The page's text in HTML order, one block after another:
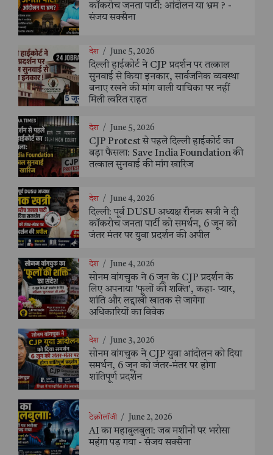
कॉकरोच जनता पार्टी: आंदोलन या भ्रम ? -
संजय सक्सैना
देश / June 5, 2026
दिल्ली हाईकोर्ट ने CJP प्रदर्शन पर तत्काल
सुनवाई से किया इनकार, सार्वजनिक व्यवस्था
बनाए रखने की मांग वाली याचिका पर नहीं
मिली त्वरित राहत
देश / June 5, 2026
CJP Protest से पहले दिल्ली हाईकोर्ट का
बड़ा फैसला: Save India Foundation की
तत्काल सुनवाई की मांग खारिज
देश / June 4, 2026
दिल्ली: पूर्व DUSU अध्यक्ष रौनक खत्री ने दी
कॉकरोच जनता पार्टी को समर्थन, 6 जून को
जंतर मंतर पर युवा प्रदर्शन की अपील
देश / June 4, 2026
सोनम वांगचुक ने 6 जून के CJP प्रदर्शन के
लिए अपनाया 'फूलों की शक्ति', कहा- प्यार,
शांति और लद्दाखी खातक से जागेगा
अधिकारियों का विवेक
देश / June 3, 2026
सोनम वांगचुक ने CJP युवा आंदोलन को दिया
समर्थन, 6 जून को जंतर-मंतर पर होगा
शांतिपूर्ण प्रदर्शन
टेक्नोलॉजी / June 2, 2026
AI का महाबुलबुला: जब मशीनों पर भरोसा
महंगा पड़ गया - संजय सक्सैना